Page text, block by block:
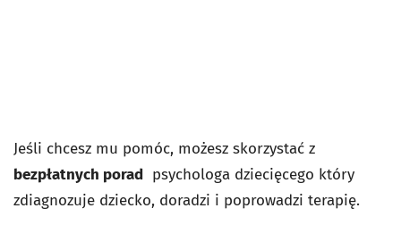
Jeśli chcesz mu pomóc, możesz skorzystać z
bezpłatnych porad psychologa dziecięcego który
zdiagnozuje dziecko, doradzi i poprowadzi terapię.